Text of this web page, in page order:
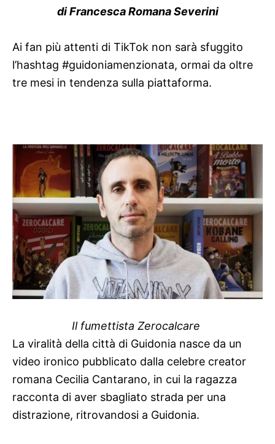
di Francesca Romana Severini
Ai fan più attenti di TikTok non sarà sfuggito
l’hashtag #guidoniamenzionata, ormai da oltre
tre mesi in tendenza sulla piattaforma.
Il fumettista Zerocalcare
La viralità della città di Guidonia nasce da un
video ironico pubblicato dalla celebre creator
romana Cecilia Cantarano, in cui la ragazza
racconta di aver sbagliato strada per una
distrazione, ritrovandosi a Guidonia.